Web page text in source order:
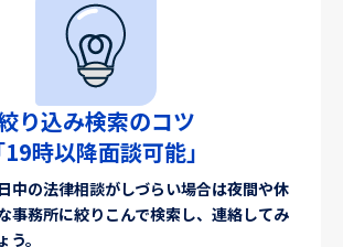
り込み検索のコツ
19時以降面談可能」
中の法律相談がしづらい場合は夜間や休
事務所に絞りこんで検索し、連絡してみ
。